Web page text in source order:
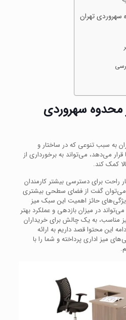
سهروردی تهران
محدوه سهروردی
به سبب تنوعی که در ساختار و
می‌دهد، می‌تواند به برخورداری از
کمک کند.
راحت برای دسترسی بیشتر کارمندان
گفت از فضای سطحی بیشتری
حائز اهمیت این سبک میز
در میزان بازدهی و عملکرد بهتر
مناسب، به یک چالش برای خریداران
این محتوا قصد داریم به ارائه
میز اداری پرداخته و شما را با